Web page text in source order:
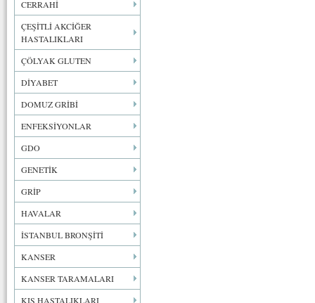
CERRAHİ
ÇEŞİTLİ AKCİĞER
HASTALIKLARI
ÇÖLYAK GLUTEN
DİYABET
DOMUZ GRİBİ
ENFEKSİYONLAR
GDO
GENETİK
GRİP
HAVALAR
İSTANBUL BRONŞİTİ
KANSER
KANSER TARAMALARI
KIŞ HASTALIKLARI